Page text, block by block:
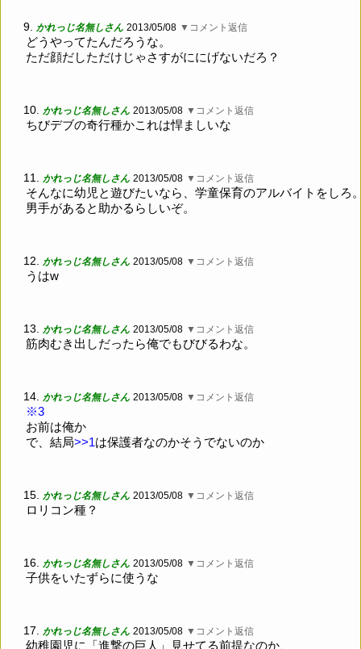
9. かれっじ名無しさん 2013/05/08 ▼コメント返信
どうやってたんだろうな。
ただ顔だしただけじゃさすがににげないだろ？
10. かれっじ名無しさん 2013/05/08 ▼コメント返信
ちびデブの奇行種かこれは悍ましいな
11. かれっじ名無しさん 2013/05/08 ▼コメント返信
そんなに幼児と遊びたいなら、学童保育のアルバイトをしろ
男手があると助かるらしいぞ。
12. かれっじ名無しさん 2013/05/08 ▼コメント返信
うはw
13. かれっじ名無しさん 2013/05/08 ▼コメント返信
筋肉むき出しだったら俺でもびびるわな。
14. かれっじ名無しさん 2013/05/08 ▼コメント返信
※3
お前は俺か
で、結局>>1は保護者なのかそうでないのか
15. かれっじ名無しさん 2013/05/08 ▼コメント返信
ロリコン種？
16. かれっじ名無しさん 2013/05/08 ▼コメント返信
子供をいたずらに使うな
17. かれっじ名無しさん 2013/05/08 ▼コメント返信
幼稚園児に「進撃の巨人」見せてる前提なのか、